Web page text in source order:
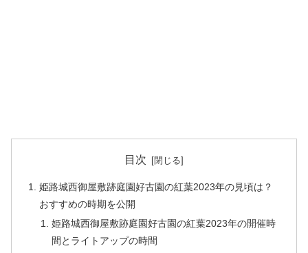
目次
姫路城西御屋敷跡庭園好古園の紅葉2023年の見頃は？
おすすめの時期を公開
姫路城西御屋敷跡庭園好古園の紅葉2023年の開催時
間とライトアップの時間